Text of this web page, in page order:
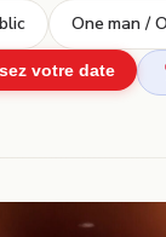
One man /
votre date